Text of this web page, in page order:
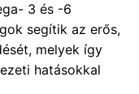
3 és -6
segítik az erős,
melyek így
hatásokkal